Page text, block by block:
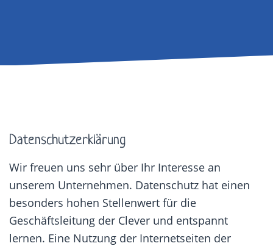
Datenschutzerklärung
Wir freuen uns sehr über Ihr Interesse an
unserem Unternehmen. Datenschutz hat einen
besonders hohen Stellenwert für die
Geschäftsleitung der Clever und entspannt
lernen. Eine Nutzung der Internetseiten der